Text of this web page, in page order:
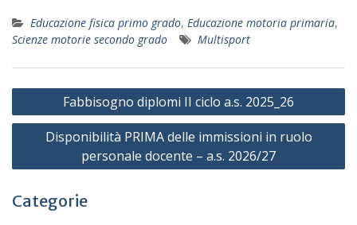
Educazione fisica primo grado, Educazione motoria primaria,
Scienze motorie secondo grado
Multisport
Navigazione
articoli
Fabbisogno diplomi II ciclo a.s. 2025_26
Disponibilità PRIMA delle immissioni in ruolo
personale docente – a.s. 2026/27
Categorie